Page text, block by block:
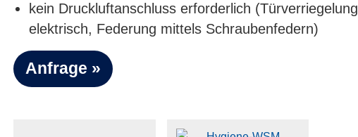
kein Druckluftanschluss erforderlich (Türverriegelung
elektrisch, Federung mittels Schraubenfedern)
Anfrage